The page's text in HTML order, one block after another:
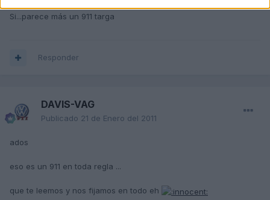
Si...parece más un 911 targa
Responder
DAVIS-VAG
Publicado 21 de Enero del 2011
ados
eso es un 911 en toda regla ...
que te leemos y nos fijamos en todo eh